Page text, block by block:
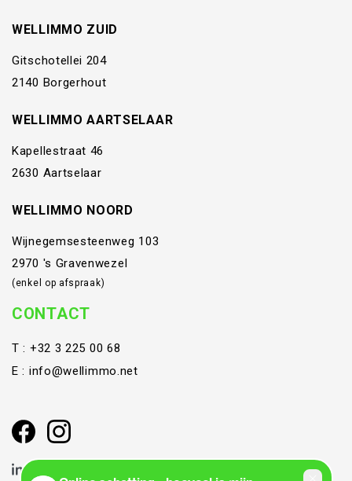
WELLIMMO ZUID
Gitschotellei 204
2140 Borgerhout
WELLIMMO AARTSELAAR
Kapellestraat 46
2630 Aartselaar
WELLIMMO NOORD
Wijnegemsesteenweg 103
2970 's Gravenwezel
(enkel op afspraak)
CONTACT
T : +32 3 225 00 68
E : info@wellimmo.net